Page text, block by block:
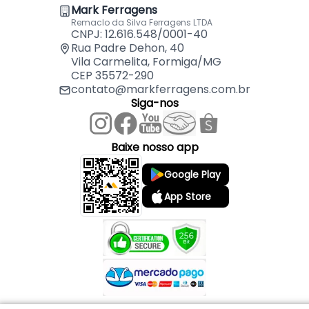
Mark Ferragens
Remaclo da Silva Ferragens LTDA
CNPJ: 12.616.548/0001-40
Rua Padre Dehon, 40
Vila Carmelita, Formiga/MG
CEP 35572-290
contato@markferragens.com.br
Siga-nos
Baixe nosso app
Google Play
App Store